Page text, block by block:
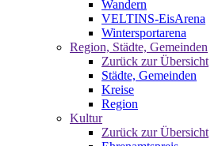
Wandern
VELTINS-EisArena
Wintersportarena
Region, Städte, Gemeinden
Zurück zur Übersicht
Städte, Gemeinden
Kreise
Region
Kultur
Zurück zur Übersicht